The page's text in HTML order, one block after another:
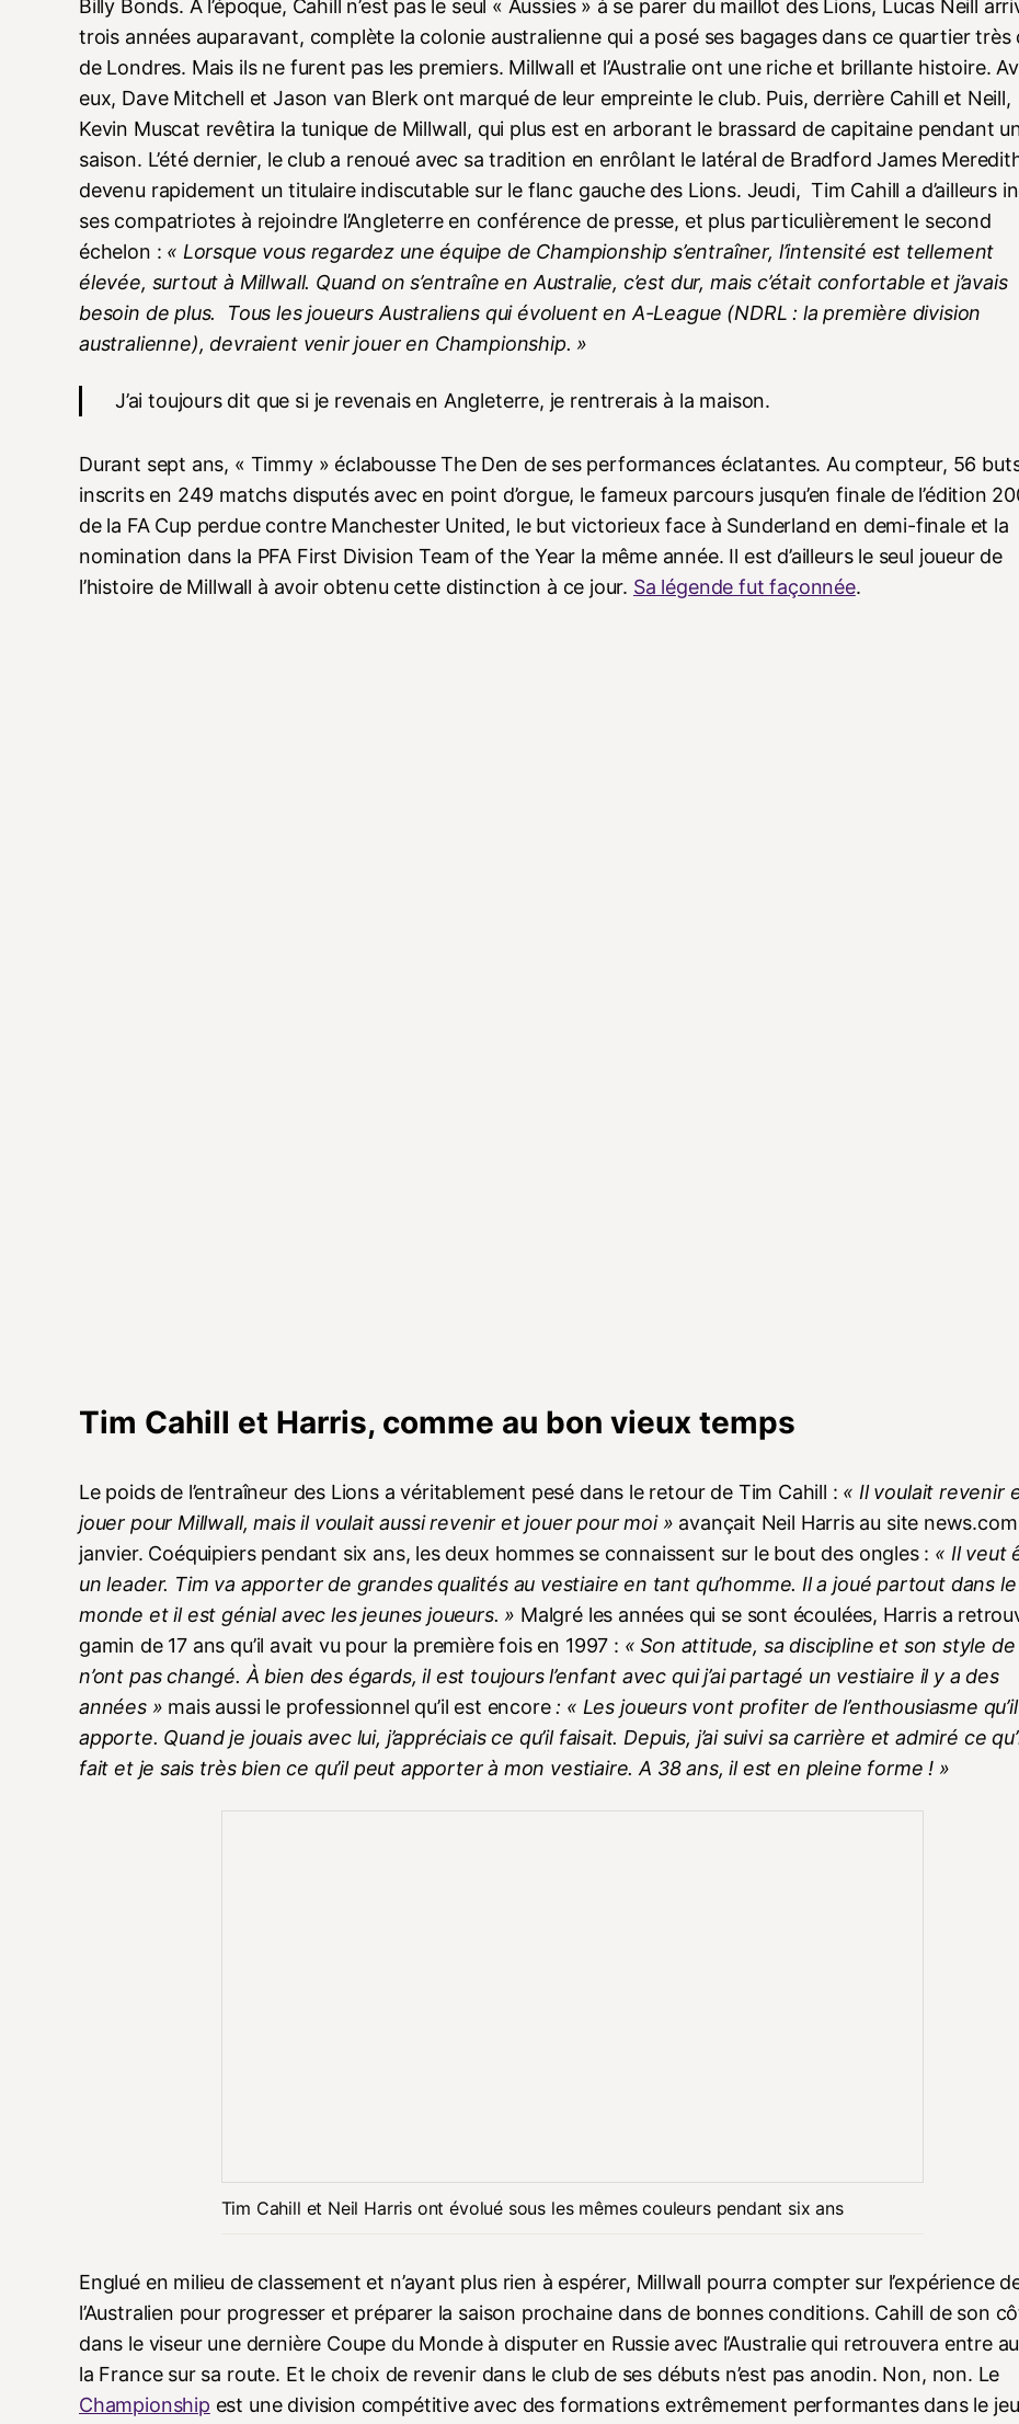
Billy Bonds. A l’époque, Cahill n’est pas le seul « Aussies » à se parer du maillot des Lions, Lucas Neill
trois années auparavant, complète la colonie australienne qui a posé ses bagages dans ce quartier très
de Londres. Mais ils ne furent pas les premiers. Millwall et l’Australie ont une riche et brillante histoire.
eux, Dave Mitchell et Jason van Blerk ont marqué de leur empreinte le club. Puis, derrière Cahill et Neill,
Kevin Muscat revêtira la tunique de Millwall, qui plus est en arborant le brassard de capitaine pendant
saison. L’été dernier, le club a renoué avec sa tradition en enrôlant le latéral de Bradford James
devenu rapidement un titulaire indiscutable sur le flanc gauche des Lions. Jeudi, Tim Cahill a d’ailleurs
ses compatriotes à rejoindre l’Angleterre en conférence de presse, et plus particulièrement le second
échelon : « Lorsque vous regardez une équipe de Championship s’entraîner, l’intensité est tellement
élevée, surtout à Millwall. Quand on s’entraîne en Australie, c’est dur, mais c’était confortable et j’avais
besoin de plus. Tous les joueurs Australiens qui évoluent en A-League (NDRL : la première division
australienne), devraient venir jouer en Championship. »
J’ai toujours dit que si je revenais en Angleterre, je rentrerais à la maison.
Durant sept ans, « Timmy » éclabousse The Den de ses performances éclatantes. Au compteur, 56
inscrits en 249 matchs disputés avec en point d’orgue, le fameux parcours jusqu’en finale de l’édition
de la FA Cup perdue contre Manchester United, le but victorieux face à Sunderland en demi-finale et la
nomination dans la PFA First Division Team of the Year la même année. Il est d’ailleurs le seul joueur de
l’histoire de Millwall à avoir obtenu cette distinction à ce jour. Sa légende fut façonnée.
Tim Cahill et Harris, comme au bon vieux temps
Le poids de l’entraîneur des Lions a véritablement pesé dans le retour de Tim Cahill : « Il voulait revenir
jouer pour Millwall, mais il voulait aussi revenir et jouer pour moi » avançait Neil Harris au site news.com
janvier. Coéquipiers pendant six ans, les deux hommes se connaissent sur le bout des ongles : « Il veut
un leader. Tim va apporter de grandes qualités au vestiaire en tant qu’homme. Il a joué partout dans le
monde et il est génial avec les jeunes joueurs. » Malgré les années qui se sont écoulées, Harris a
gamin de 17 ans qu’il avait vu pour la première fois en 1997 : « Son attitude, sa discipline et son style de
n’ont pas changé. À bien des égards, il est toujours l’enfant avec qui j’ai partagé un vestiaire il y a des
années » mais aussi le professionnel qu’il est encore: « Les joueurs vont profiter de l’enthousiasme qu’il
apporte. Quand je jouais avec lui, j’appréciais ce qu’il faisait. Depuis, j’ai suivi sa carrière et admiré ce
fait et je sais très bien ce qu’il peut apporter à mon vestiaire. A 38 ans, il est en pleine forme ! »
Tim Cahill et Neil Harris ont évolué sous les mêmes couleurs pendant six ans
Englué en milieu de classement et n’ayant plus rien à espérer, Millwall pourra compter sur l’expérience
l’Australien pour progresser et préparer la saison prochaine dans de bonnes conditions. Cahill de son
dans le viseur une dernière Coupe du Monde à disputer en Russie avec l’Australie qui retrouvera entre
la France sur sa route. Et le choix de revenir dans le club de ses débuts n’est pas anodin. Non, non. Le
Championship est une division compétitive avec des formations extrêmement performantes dans le